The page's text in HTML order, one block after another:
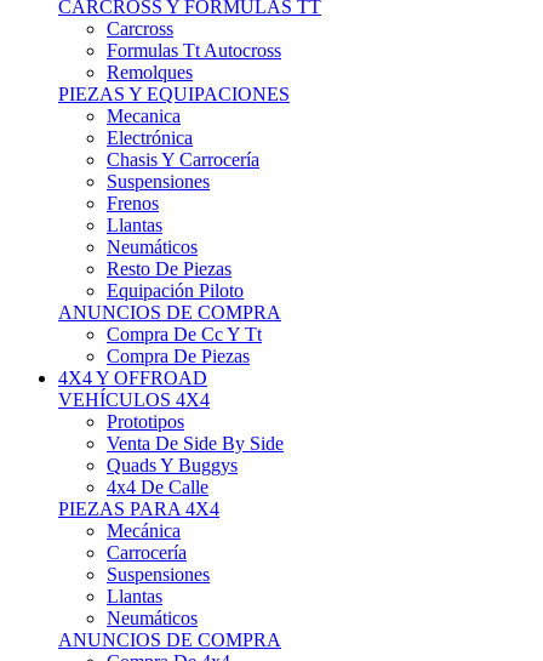
Formulas Tt Autocross
Remolques
PIEZAS Y EQUIPACIONES
Mecanica
Electrónica
Chasis Y Carrocería
Suspensiones
Frenos
Llantas
Neumáticos
Resto De Piezas
Equipación Piloto
ANUNCIOS DE COMPRA
Compra De Cc Y Tt
Compra De Piezas
4X4 Y OFFROAD
VEHÍCULOS 4X4
Prototipos
Venta De Side By Side
Quads Y Buggys
4x4 De Calle
PIEZAS PARA 4X4
Mecánica
Carrocería
Suspensiones
Llantas
Neumáticos
ANUNCIOS DE COMPRA
Compra De 4x4
Compra De Piezas